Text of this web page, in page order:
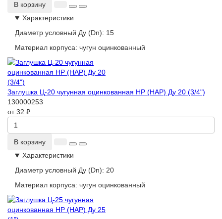
В корзину
Характеристики
Диаметр условный Ду (Dn): 15
Материал корпуса: чугун оцинкованный
Заглушка Ц-20 чугунная оцинкованная НР (НАР) Ду 20 (3/4")
130000253
от 32 ₽
В корзину
Характеристики
Диаметр условный Ду (Dn): 20
Материал корпуса: чугун оцинкованный